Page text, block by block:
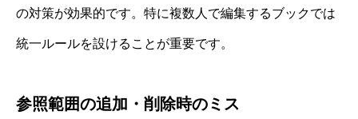
の対策が効果的です。特に複数人で編集するブックでは
統一ルールを設けることが重要です。
参照範囲の追加・削除時のミス